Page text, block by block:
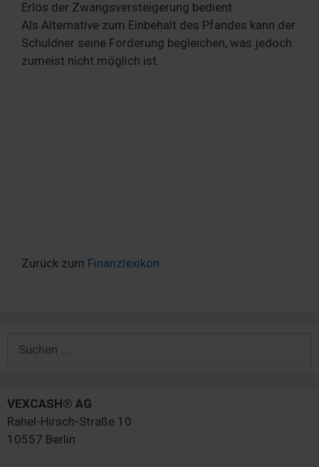
Erlös der Zwangsversteigerung bedient.
Als Alternative zum Einbehalt des Pfandes kann der
Schuldner seine Forderung begleichen, was jedoch
zumeist nicht möglich ist.
Zurück zum Finanzlexikon
VEXCASH® AG
Rahel-Hirsch-Straße 10
10557 Berlin